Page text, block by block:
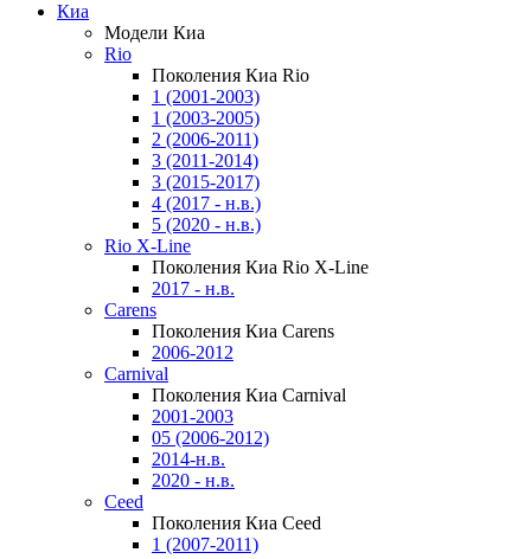
Киа
Модели Киа
Rio
Поколения Киа Rio
1 (2001-2003)
1 (2003-2005)
2 (2006-2011)
3 (2011-2014)
3 (2015-2017)
4 (2017 - н.в.)
5 (2020 - н.в.)
Rio X-Line
Поколения Киа Rio X-Line
2017 - н.в.
Carens
Поколения Киа Carens
2006-2012
Carnival
Поколения Киа Carnival
2001-2003
05 (2006-2012)
2014-н.в.
2020 - н.в.
Ceed
Поколения Киа Ceed
1 (2007-2011)